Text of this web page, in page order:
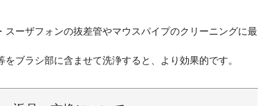
スーザフォンの抜差管やマウスパイプのクリーニングに最
ブラシ部に含ませて洗浄すると、より効果的です。